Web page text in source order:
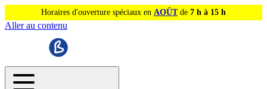
Horaires d'ouverture spéciaux en AOÛTde 7 h à 15 h
Aller au contenu